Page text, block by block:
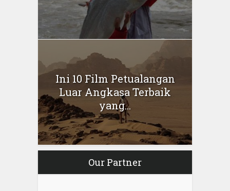
Ini 10 Film Petualangan
Luar Angkasa Terbaik
yang...
Our Partner